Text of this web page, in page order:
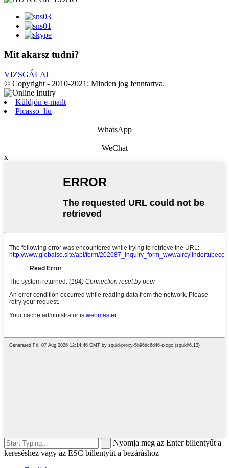
Mit akarsz tudni?
VIZSGÁLAT
© Copyright - 2010-2021: Minden jog fenntartva.
Küldjön e-mailt
Picasso_liu
WhatsApp
WeChat
x
Nyomja meg az Enter billentyűt a
kereséshez vagy az ESC billentyűt a bezáráshoz